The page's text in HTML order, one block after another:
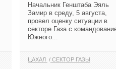
Начальник Генштаба Эяль
Замир в среду, 5 августа,
провел оценку ситуации в
секторе Газа с
Южного...
ЦАХАЛ СЕКТОР ГАЗЫ